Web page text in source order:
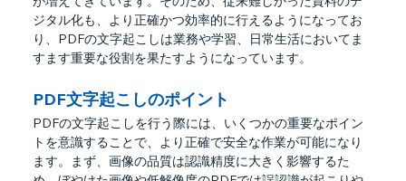
ジタル化も、より正確かつ効率的に行えるようになってお
り、PDFの文字起こしは業務や学習、日常生活においてま
すます重要な役割を果たすようになっています。
PDF文字起こしのポイント
PDFの文字起こしを行う際には、いくつかの重要なポイン
トを意識することで、より正確で安全な作業が可能になり
ます。まず、画像の品質は認識精度に大きく影響するた